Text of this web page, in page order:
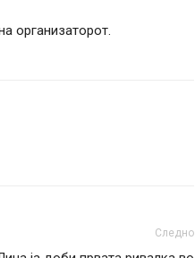
организаторот.
Следно